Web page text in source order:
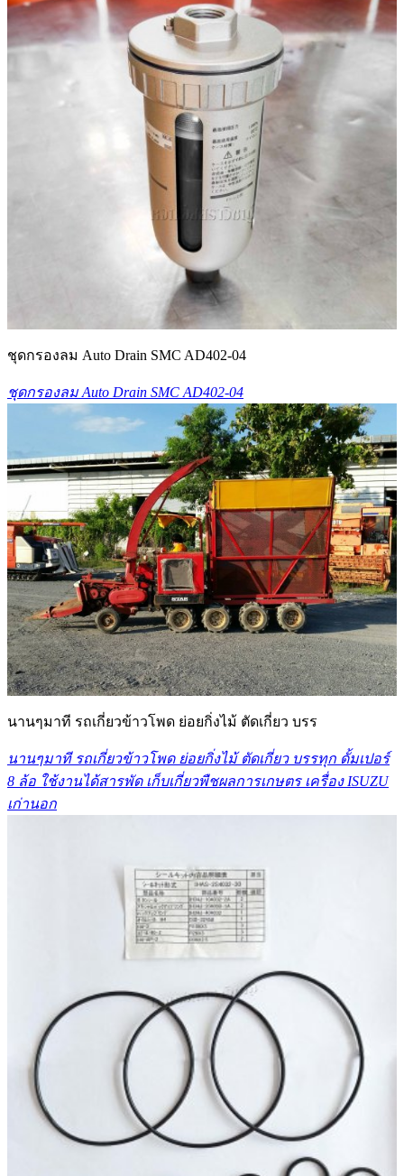
ชุดกรองลม Auto Drain SMC AD402-04
ชุดกรองลม Auto Drain SMC AD402-04
นานๆมาที รถเกี่ยวข้าวโพด ย่อยกิ่งไม้ ตัดเกี่ยว บรร
นานๆมาที รถเกี่ยวข้าวโพด ย่อยกิ่งไม้ ตัดเกี่ยว บรรทุก ดั้มเปอร์
8 ล้อ ใช้งานได้สารพัด เก็บเกี่ยวพืชผลการเกษตร เครื่อง ISUZU
เก่านอก